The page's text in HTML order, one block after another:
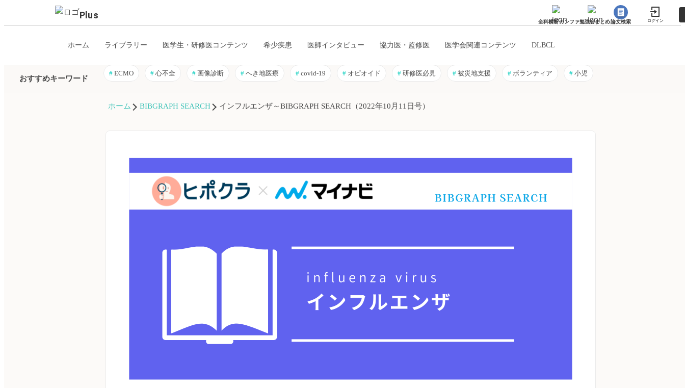
Plus
全科横断カンファ勉強会まとめ論文検索 ログイン
ホーム ライブラリー 医学生・研修医コンテンツ 希少疾患 医師インタビュー 協力医・監修医 医学会関連コンテンツ DLBCL
おすすめキーワード
# ECMO # 心不全 # 画像診断 # へき地医療 # covid-19 # オピオイド # 研修医必見 # 被災地支援 # ボランティア # 小児
ホーム BIBGRAPH SEARCH インフルエンザ～BIBGRAPH SEARCH（2022年10月11日号）